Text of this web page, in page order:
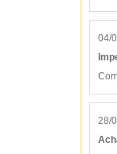
04/
28/